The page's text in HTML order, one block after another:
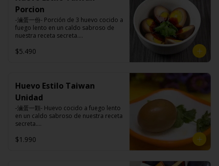
Carne de cerdo, harina de trigo,
repollo, cebollín, sal, pimienta, salsa
de soya, aceite de sésamo,
condimento 5 sabores (naranja,
canela, anís, pimienta y comino).
Porcion
-滷蛋一份- Porción de 3 huevo cocido a
fuego lento en un caldo sabroso de
nuestra receta secreta.
salsa de soya, ajo, agua, azúcar, mix
de hierbas (canela, anís, pimienta y
comino), mirin (azúcar, arroz, agua,
alcohol), salsa ostra vegana (trigo,
soya, shitake, sal, maíz).
$5.490
Huevo Estilo Taiwan
Unidad
-滷蛋一顆- Huevo cocido a fuego lento
en un caldo sabroso de nuestra receta
secreta.
$1.990